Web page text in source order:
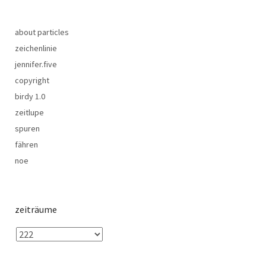
about particles
zeichenlinie
jennifer.five
copyright
birdy 1.0
zeitlupe
spuren
fähren
noe
zeiträume